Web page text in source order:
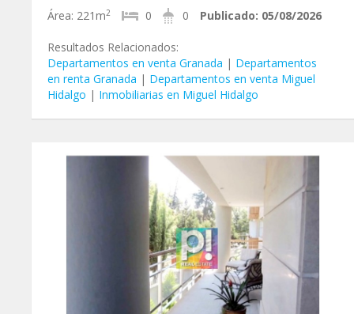
Área: 221m2 0 0 Publicado: 05/08/2026
Resultados Relacionados:
Departamentos en venta Granada | Departamentos
en renta Granada | Departamentos en venta Miguel
Hidalgo | Inmobiliarias en Miguel Hidalgo